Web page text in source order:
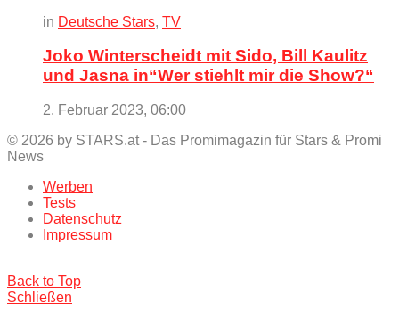
in Deutsche Stars, TV
Joko Winterscheidt mit Sido, Bill Kaulitz
und Jasna in“Wer stiehlt mir die Show?“
2. Februar 2023, 06:00
© 2026 by STARS.at - Das Promimagazin für Stars & Promi
News
Werben
Tests
Datenschutz
Impressum
Back to Top
Schließen